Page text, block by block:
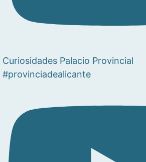
Curiosidades Palacio Provincial
#provinciadealicante